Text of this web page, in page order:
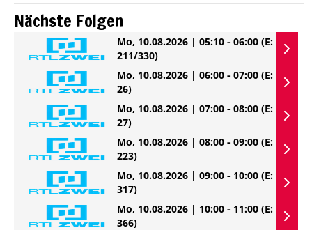
Nächste Folgen
Mo, 10.08.2026 | 05:10 - 06:00 (E:
211/330)
Mo, 10.08.2026 | 06:00 - 07:00 (E:
26)
Mo, 10.08.2026 | 07:00 - 08:00 (E:
27)
Mo, 10.08.2026 | 08:00 - 09:00 (E:
223)
Mo, 10.08.2026 | 09:00 - 10:00 (E:
317)
Mo, 10.08.2026 | 10:00 - 11:00 (E:
366)